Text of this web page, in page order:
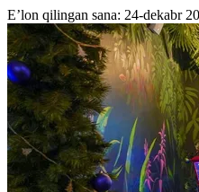
E’lon qilingan sana: 24-dekabr